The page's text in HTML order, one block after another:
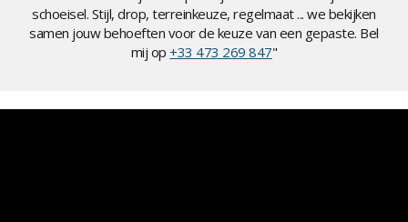
schoeisel. Stijl, drop, terreinkeuze, regelmaat ... we bekijken
samen jouw behoeften voor de keuze van een gepaste. Bel
mij op+33 473 269 847"